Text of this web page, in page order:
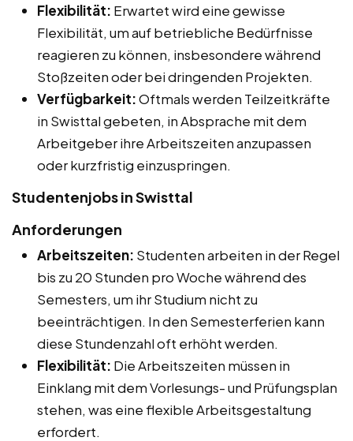
Flexibilität: Erwartet wird eine gewisse
Flexibilität, um auf betriebliche Bedürfnisse
reagieren zu können, insbesondere während
Stoßzeiten oder bei dringenden Projekten.
Verfügbarkeit:Oftmals werden Teilzeitkräfte
in Swisttal gebeten, in Absprache mit dem
Arbeitgeber ihre Arbeitszeiten anzupassen
oder kurzfristig einzuspringen.
Studentenjobs in Swisttal
Anforderungen
Arbeitszeiten: Studenten arbeiten in der Regel
bis zu 20 Stunden pro Woche während des
Semesters, um ihr Studium nicht zu
beeinträchtigen. In den Semesterferien kann
diese Stundenzahl oft erhöht werden.
Flexibilität: Die Arbeitszeiten müssen in
Einklang mit dem Vorlesungs- und Prüfungsplan
stehen, was eine flexible Arbeitsgestaltung
erfordert.